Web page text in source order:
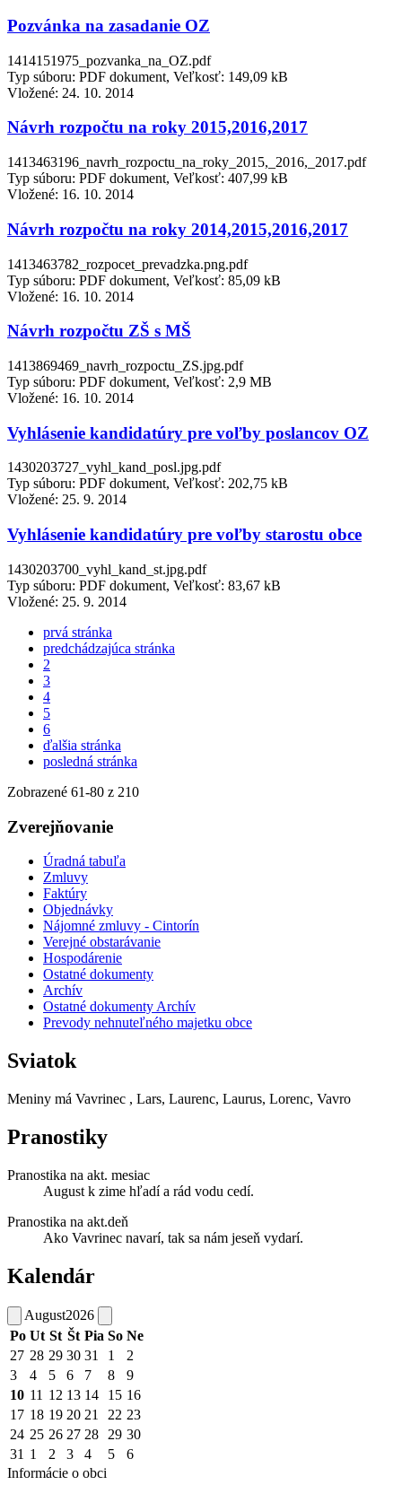
Pozvánka na zasadanie OZ
1414151975_pozvanka_na_OZ.pdf
Typ súboru: PDF dokument, Veľkosť: 149,09 kB
Vložené: 24. 10. 2014
Návrh rozpočtu na roky 2015,2016,2017
1413463196_navrh_rozpoctu_na_roky_2015,_2016,_2017.pdf
Typ súboru: PDF dokument, Veľkosť: 407,99 kB
Vložené: 16. 10. 2014
Návrh rozpočtu na roky 2014,2015,2016,2017
1413463782_rozpocet_prevadzka.png.pdf
Typ súboru: PDF dokument, Veľkosť: 85,09 kB
Vložené: 16. 10. 2014
Návrh rozpočtu ZŠ s MŠ
1413869469_navrh_rozpoctu_ZS.jpg.pdf
Typ súboru: PDF dokument, Veľkosť: 2,9 MB
Vložené: 16. 10. 2014
Vyhlásenie kandidatúry pre voľby poslancov OZ
1430203727_vyhl_kand_posl.jpg.pdf
Typ súboru: PDF dokument, Veľkosť: 202,75 kB
Vložené: 25. 9. 2014
Vyhlásenie kandidatúry pre voľby starostu obce
1430203700_vyhl_kand_st.jpg.pdf
Typ súboru: PDF dokument, Veľkosť: 83,67 kB
Vložené: 25. 9. 2014
prvá stránka
predchádzajúca stránka
2
3
4
5
6
ďalšia stránka
posledná stránka
Zobrazené 61-80 z 210
Zverejňovanie
Úradná tabuľa
Zmluvy
Faktúry
Objednávky
Nájomné zmluvy - Cintorín
Verejné obstarávanie
Hospodárenie
Ostatné dokumenty
Archív
Ostatné dokumenty Archív
Prevody nehnuteľného majetku obce
Sviatok
Meniny má Vavrinec , Lars, Laurenc, Laurus, Lorenc, Vavro
Pranostiky
Pranostika na akt. mesiac
August k zime hľadí a rád vodu cedí.
Pranostika na akt.deň
Ako Vavrinec navarí, tak sa nám jeseň vydarí.
Kalendár
August2026
Po Ut St Št Pia So Ne
27 28 29 30 31 1
2
3
4 5 6 7 8
9
10 11 12 13 14 15 16
17 18 19 20 21 22 23
24 25 26 27 28 29 30
31 1 2 3 4 5
6
Informácie o obci